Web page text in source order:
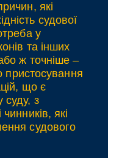
які
судової
у
та інших
ж точніше –
пристосування
що є
суду, з
які
судового